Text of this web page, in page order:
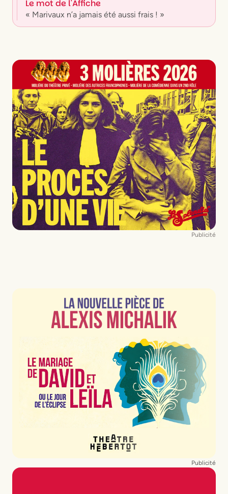
Publicité
Le mot de l'Affiche
« Marivaux n’a jamais été aussi frais ! »
Publicité